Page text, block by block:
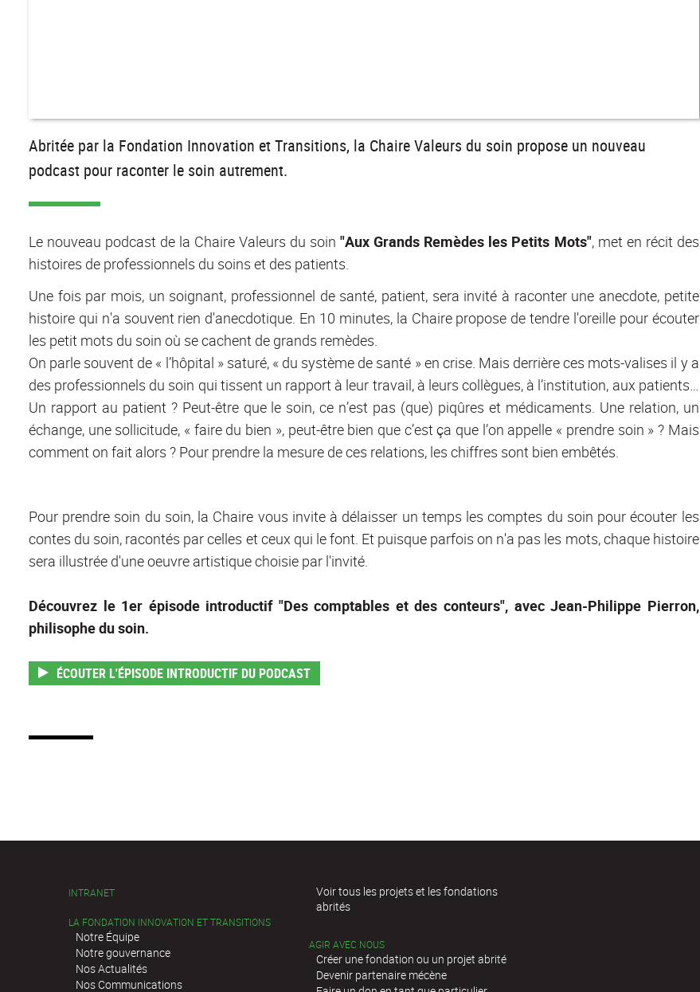
Abritée par la Fondation Innovation et Transitions, la Chaire Valeurs du soin propose un nouveau
podcast pour raconter le soin autrement.
Le nouveau podcast de la Chaire Valeurs du soin "Aux Grands Remèdes les Petits Mots", met en récit des
histoires de professionnels du soins et des patients.
Une fois par mois, un soignant, professionnel de santé, patient, sera invité à raconter une anecdote, petite
histoire qui n'a souvent rien d'anecdotique. En 10 minutes, la Chaire propose de tendre l'oreille pour écouter
les petit mots du soin où se cachent de grands remèdes.
On parle souvent de « l’hôpital » saturé, « du système de santé » en crise. Mais derrière ces mots-valises il y a
des professionnels du soin qui tissent un rapport à leur travail, à leurs collègues, à l’institution, aux patients…
Un rapport au patient ? Peut-être que le soin, ce n’est pas (que) piqûres et médicaments. Une relation, un
échange, une sollicitude, « faire du bien », peut-être bien que c’est ça que l’on appelle « prendre soin » ? Mais
comment on fait alors ? Pour prendre la mesure de ces relations, les chiffres sont bien embêtés.
Pour prendre soin du soin, la Chaire vous invite à délaisser un temps les comptes du soin pour écouter les
contes du soin, racontés par celles et ceux qui le font. Et puisque parfois on n'a pas les mots, chaque histoire
sera illustrée d'une oeuvre artistique choisie par l'invité.
Découvrez le 1er épisode introductif "Des comptables et des conteurs", avec Jean-Philippe Pierron,
philisophe du soin.
ÉCOUTER L'ÉPISODE INTRODUCTIF DU PODCAST
INTRANET
LA FONDATION INNOVATION ET TRANSITIONS
Notre Équipe
Notre gouvernance
Nos Actualités
Nos Communications
Voir tous les projets et les fondations
abrités
AGIR AVEC NOUS
Créer une fondation ou un projet abrité
Devenir partenaire mécène